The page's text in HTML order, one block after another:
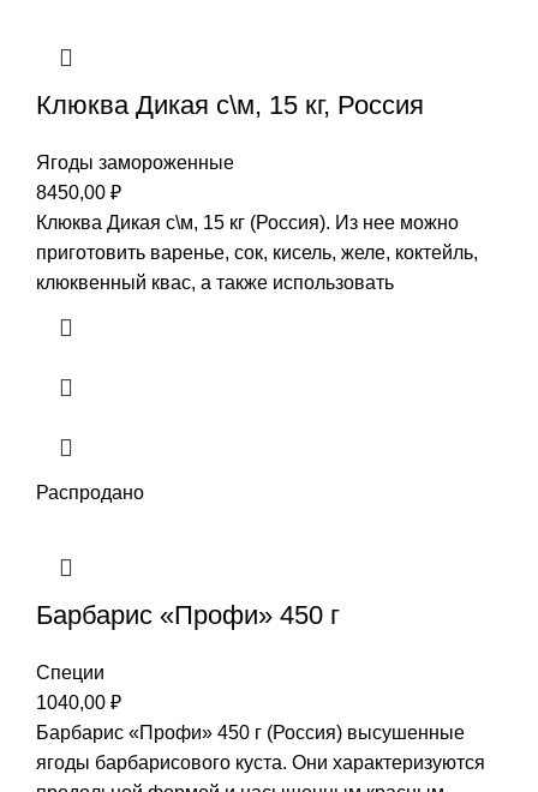
Клюква Дикая с\м, 15 кг, Россия
Ягоды замороженные
8450,00 ₽
Клюква Дикая с\м, 15 кг (Россия). Из нее можно
приготовить варенье, сок, кисель, желе, коктейль,
клюквенный квас, а также использовать
Распродано
Барбарис «Профи» 450 г
Специи
1040,00 ₽
Барбарис «Профи» 450 г (Россия) высушенные
ягоды барбарисового куста. Они характеризуются